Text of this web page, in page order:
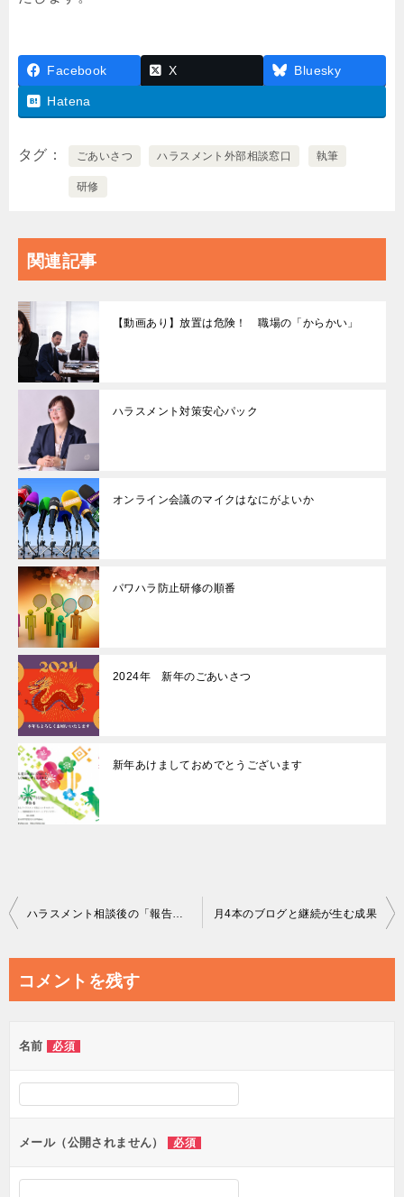
Facebook X Bluesky
Hatena
タグ ごあいさつ ハラスメント外部相談窓口 執筆
研修
関連記事
【動画あり】放置は危険！ 職場の「からかい」
ハラスメント対策安心パック
オンライン会議のマイクはなにがよいか
パワハラ防止研修の順番
2024年 新年のごあいさつ
新年あけましておめでとうございます
投
ビ
ー
シ
ン
ハラスメント相談後の「報告しない」選択ーその理由と解決への道筋 月4本のブログと継続が生む成果
コメントを残す
名前 必須
メール（公開されません） 必須